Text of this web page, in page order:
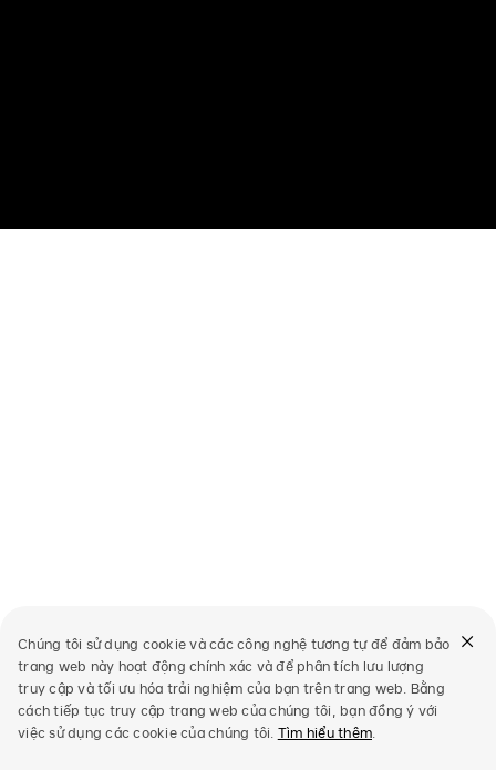
Chúng tôi sử dụng cookie và các công nghệ tương tự để đảm bảo
trang web này hoạt động chính xác và để phân tích lưu lượng
truy cập và tối ưu hóa trải nghiệm của bạn trên trang web. Bằng
cách tiếp tục truy cập trang web của chúng tôi, bạn đồng ý với
việc sử dụng các cookie của chúng tôi. Tìm hiểu thêm